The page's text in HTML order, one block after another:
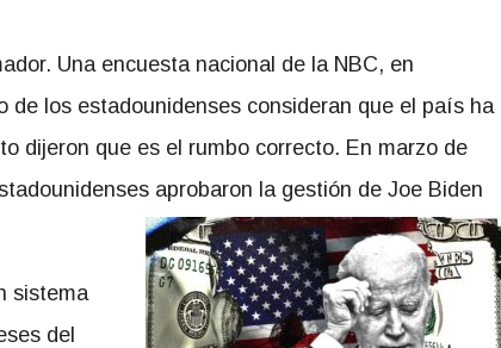
Una encuesta nacional de la NBC, en
los estadounidenses consideran que el país ha
dijeron que es el rumbo correcto. En marzo de
aprobaron la gestión de Joe Biden
sistema
del